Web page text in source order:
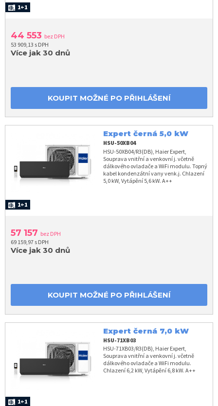
1+1
44 553 bez DPH
53 909,13 s DPH
Více jak 30 dnů
KOUPIT MOŽNÉ PO PŘIHLÁŠENÍ
Expert černá 5,0 kW
HSU-50XB04
HSU-50XB04/R3(DB), Haier Expert,
Souprava vnitřní a venkovní j. včetně
dálkového ovladače a WiFi modulu. Topný
kabel kondenzátní vany venk.j. Chlazení
5,0 kW, Vytápění 5,6 kW. A++
1+1
57 157 bez DPH
69 159,97 s DPH
Více jak 30 dnů
KOUPIT MOŽNÉ PO PŘIHLÁŠENÍ
Expert černá 7,0 kW
HSU-71XB03
HSU-71XB03/R3(DB), Haier Expert,
Souprava vnitřní a venkovní j. včetně
dálkového ovladače a WiFi modulu.
Chlazení 6,2 kW, Vytápění 6,8 kW. A++
1+1